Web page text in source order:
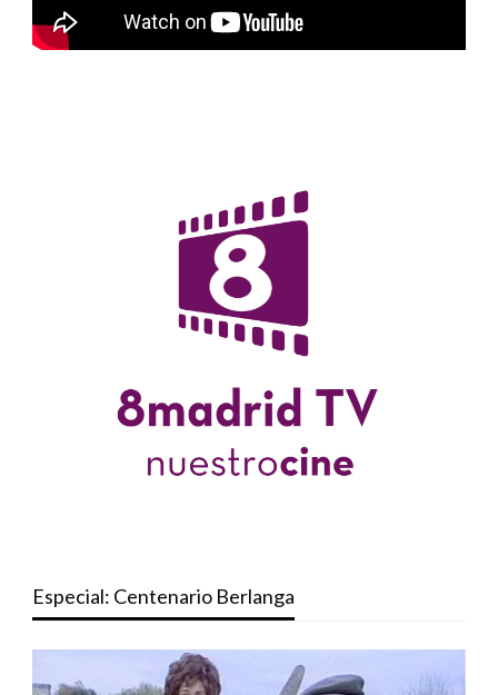
Especial: Centenario Berlanga